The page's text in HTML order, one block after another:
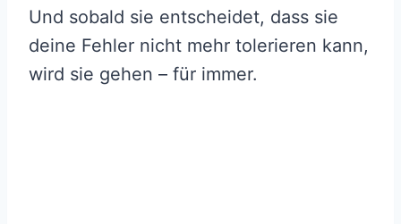
Und sobald sie entscheidet, dass sie
deine Fehler nicht mehr tolerieren kann,
wird sie gehen – für immer.